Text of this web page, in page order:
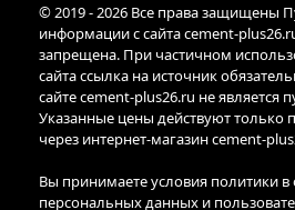
© 2019 - 2026 Все права защищены
информации с сайта cement-
запрещена. При частичном
сайта ссылка на источник
сайте cement-plus26.ru не является
Указанные цены действуют только
через интернет-магазин cement-
Вы принимаете условия политики
персональных данных и